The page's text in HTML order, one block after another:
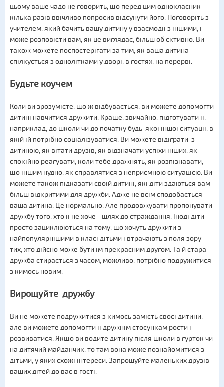
цьому ваше чадо не говорить, що перед цим однокласник
кілька разів ввічливо попросив відсунути його. Поговоріть з
учителем, який бачить вашу дитину у взаємодії з іншими, і
може розповісти вам, як це виглядає, більш об'єктивно. Ви
також можете поспостерігати за тим, як ваша дитина
спілкується з однолітками у дворі, в гостях, на перерві.
Будьте коучем
Коли ви зрозумієте, що ж відбувається, ви можете допомогти
дитині навчитися дружити. Краще, звичайно, підготувати її,
наприклад, до школи чи до початку будь-якої іншої ситуації, в
якій їй потрібно соціалізуватися. Ви можете відіграти з
дитиною, як вітати друзів, як відзначати успіхи інших, як
спокійно реагувати, коли тебе дражнять, як розпізнавати,
що іншим нудно, як справлятися з неприємною ситуацією. Ви
можете також підказати своїй дитині, які діти здаються вам
більш відкритими для дружби. Адже не всім сподобається
ваша дитина. Це нормально. Але продовжувати пропонувати
дружбу того, хто її не хоче - шлях до страждання. Іноді діти
просто зациклюються на тому, що хочуть дружити з
найпопулярнішими в класі дітьми і втрачають з поля зору
тих, хто дійсно може бути їм прекрасним другом. Та й стара
дружба стирається з часом, можливо, потрібно подружитися
з кимось новим.
Вирощуйте дружбу
Ви не можете подружитися з кимось замість своєї дитини,
але ви можете допомогти її дружнім стосункам рости і
розвиватися. Якщо ви водите дитину після школи в гурток чи
на дитячий майданчик, то там вона може познайомитися з
дітьми, у яких схожі інтереси. Запрошуйте маленьких друзів
ваших дітей до вас в гості.